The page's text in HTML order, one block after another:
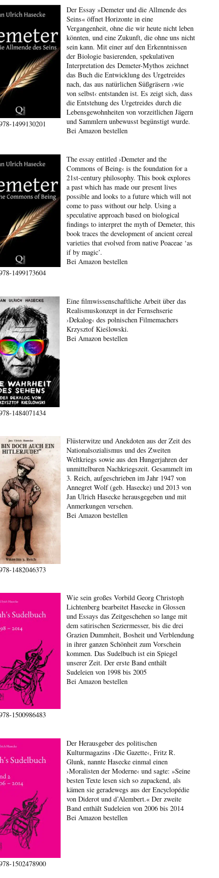
1499130201
Der Essay »Demeter und die Allmende des
Seins« öffnet Horizonte in eine
Vergangenheit, ohne die wir heute nicht leben
könnten, und eine Zukunft, die ohne uns nicht
sein kann. Mit einer auf den Erkenntnissen
der Biologie basierenden, spekulativen
Interpretation des Demeter-Mythos zeichnet
das Buch die Entwicklung des Urgetreides
nach, das aus natürlichen Süßgräsern ›wie
von selbst‹ entstanden ist. Es zeigt sich, dass
die Entstehung des Urgetreides durch die
Lebensgewohnheiten von vorzeitlichen Jägern
und Sammlern unbewusst begünstigt wurde.
Bei Amazon bestellen
1499173604
The essay entitled ›Demeter and the
Commons of Being‹ is the foundation for a
21st-century philosophy. This book explores
a past which has made our present lives
possible and looks to a future which will not
come to pass without our help. Using a
speculative approach based on biological
findings to interpret the myth of Demeter, this
book traces the development of ancient cereal
varieties that evolved from native Poaceae ‘as
if by magic’.
Bei Amazon bestellen
1484071434
Eine filmwissenschaftliche Arbeit über das
Realismuskonzept in der Fernsehserie
›Dekalog‹ des polnischen Filmemachers
Krzysztof Kieślowski.
Bei Amazon bestellen
1482046373
Flüsterwitze und Anekdoten aus der Zeit des
Nationalsozialismus und des Zweiten
Weltkriegs sowie aus den Hungerjahren der
unmittelbaren Nachkriegszeit. Gesammelt im
3. Reich, aufgeschrieben im Jahr 1947 von
Annegret Wolf (geb. Hasecke) und 2013 von
Jan Ulrich Hasecke herausgegeben und mit
Anmerkungen versehen.
Bei Amazon bestellen
1500986483
Wie sein großes Vorbild Georg Christoph
Lichtenberg bearbeitet Hasecke in Glossen
und Essays das Zeitgeschehen so lange mit
dem satirischen Seziermesser, bis die drei
Grazien Dummheit, Bosheit und Verblendung
in ihrer ganzen Schönheit zum Vorschein
kommen. Das Sudelbuch ist ein Spiegel
unserer Zeit. Der erste Band enthält
Sudeleien von 1998 bis 2005
Bei Amazon bestellen
1502478900
Der Herausgeber des politischen
Kulturmagazins ›Die Gazette‹, Fritz R.
Glunk, nannte Hasecke einmal einen
›Moralisten der Moderne‹ und sagte: »Seine
besten Texte lesen sich so zupackend, als
kämen sie geradewegs aus der Encyclopédie
von Diderot und d’Alembert.« Der zweite
Band enthält Sudeleien von 2006 bis 2014
Bei Amazon bestellen